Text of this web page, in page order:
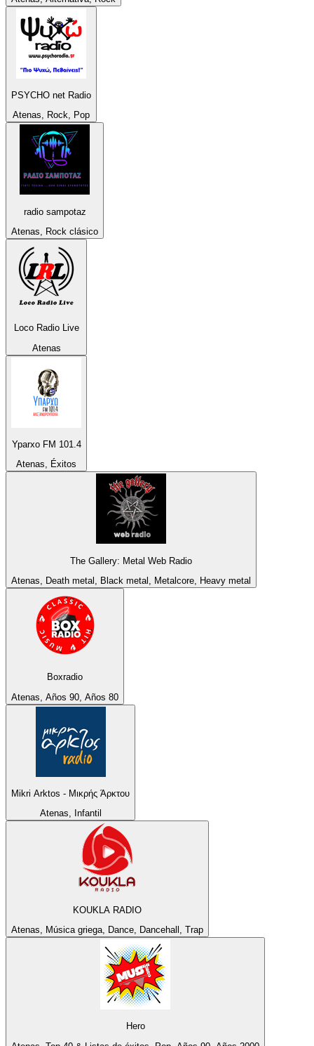
PSYCHO net Radio
Atenas, Rock, Pop
radio sampotaz
Atenas, Rock clásico
Loco Radio Live
Atenas
Yparxo FM 101.4
Atenas, Éxitos
The Gallery: Metal Web Radio
Atenas, Death metal, Black metal, Metalcore, Heavy metal
Boxradio
Atenas, Años 90, Años 80
Mikri Arktos - Μικρής Άρκτου
Atenas, Infantil
KOUKLA RADIO
Atenas, Música griega, Dance, Dancehall, Trap
Hero